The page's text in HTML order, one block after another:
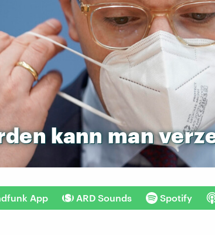
kannman
App ARD Sounds Spotify